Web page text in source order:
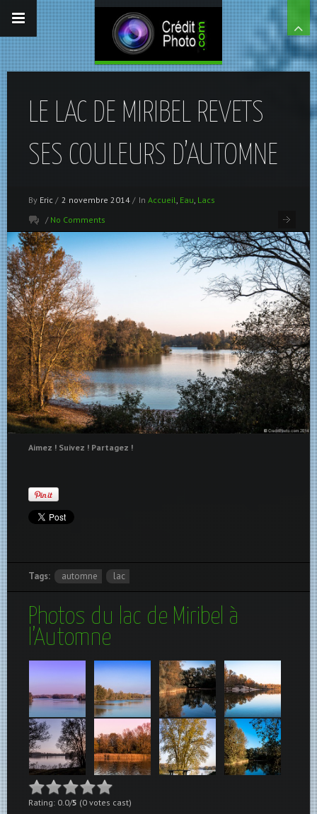
LE LAC DE MIRIBEL REVETS
SES COULEURS D’AUTOMNE
By Eric / 2 novembre 2014 / In Accueil Eau Lacs
/ No Comments
Aimez ! Suivez ! Partagez !
Tags: automne lac
Photos du lac de Miribel à
l’Automne
Rating: 0.0/5 (0 votes cast)